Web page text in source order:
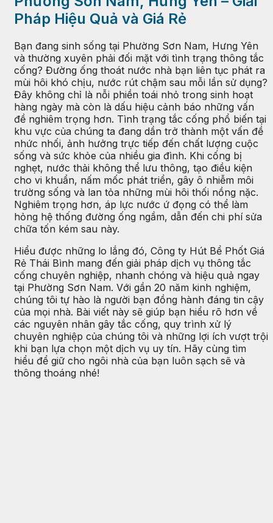
Pháp Hiệu Quả và Giá Rẻ
Bạn đang sinh sống tại Phường Sơn Nam, Hưng Yên
và thường xuyên phải đối mặt với tình trạng thông tắc
cống? Đường ống thoát nước nhà bạn liên tục phát ra
mùi hôi khó chịu, nước rút chậm sau mỗi lần sử dụng?
Đây không chỉ là nỗi phiền toái nhỏ trong sinh hoạt
hàng ngày mà còn là dấu hiệu cảnh báo những vấn
đề nghiêm trọng hơn. Tình trạng tắc cống phổ biến tại
khu vực của chúng ta đang dần trở thành một vấn đề
nhức nhối, ảnh hưởng trực tiếp đến chất lượng cuộc
sống và sức khỏe của nhiều gia đình. Khi cống bị
nghẹt, nước thải không thể lưu thông, tạo điều kiện
cho vi khuẩn, nấm mốc phát triển, gây ô nhiễm môi
trường sống và lan tỏa những mùi hôi thối nồng nặc.
Nghiêm trọng hơn, áp lực nước ứ đọng có thể làm
hỏng hệ thống đường ống ngầm, dẫn đến chi phí sửa
chữa tốn kém sau này.
Hiểu được những lo lắng đó, Công ty Hút Bể Phốt Giá
Rẻ Thái Bình mang đến giải pháp dịch vụ thông tắc
cống chuyên nghiệp, nhanh chóng và hiệu quả ngay
tại Phường Sơn Nam. Với gần 20 năm kinh nghiệm,
chúng tôi tự hào là người bạn đồng hành đáng tin cậy
của mọi nhà. Bài viết này sẽ giúp bạn hiểu rõ hơn về
các nguyên nhân gây tắc cống, quy trình xử lý
chuyên nghiệp của chúng tôi và những lợi ích vượt trội
khi bạn lựa chọn một dịch vụ uy tín. Hãy cùng tìm
hiểu để giữ cho ngôi nhà của bạn luôn sạch sẽ và
thông thoáng nhé!